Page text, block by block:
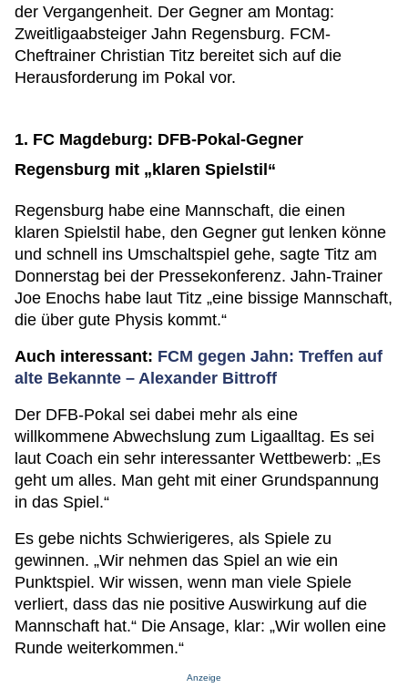
der Vergangenheit. Der Gegner am Montag:
Zweitligaabsteiger Jahn Regensburg. FCM-
Cheftrainer Christian Titz bereitet sich auf die
Herausforderung im Pokal vor.
1. FC Magdeburg: DFB-Pokal-Gegner
Regensburg mit „klaren Spielstil“
Regensburg habe eine Mannschaft, die einen
klaren Spielstil habe, den Gegner gut lenken könne
und schnell ins Umschaltspiel gehe, sagte Titz am
Donnerstag bei der Pressekonferenz. Jahn-Trainer
Joe Enochs habe laut Titz „eine bissige Mannschaft,
die über gute Physis kommt.“
Auch interessant: FCM gegen Jahn: Treffen auf
alte Bekannte – Alexander Bittroff
Der DFB-Pokal sei dabei mehr als eine
willkommene Abwechslung zum Ligaalltag. Es sei
laut Coach ein sehr interessanter Wettbewerb: „Es
geht um alles. Man geht mit einer Grundspannung
in das Spiel.“
Es gebe nichts Schwierigeres, als Spiele zu
gewinnen. „Wir nehmen das Spiel an wie ein
Punktspiel. Wir wissen, wenn man viele Spiele
verliert, dass das nie positive Auswirkung auf die
Mannschaft hat.“ Die Ansage, klar: „Wir wollen eine
Runde weiterkommen.“
Anzeige